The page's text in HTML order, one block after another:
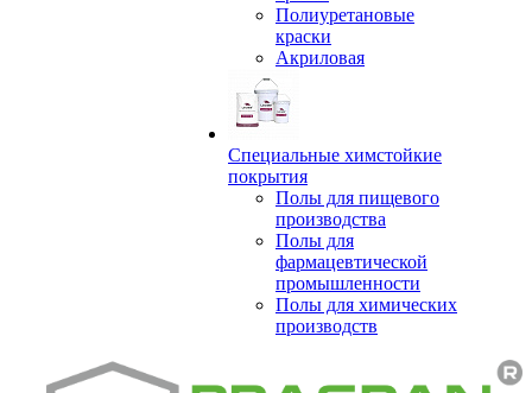
Полиуретановые
краски
Акриловая
Специальные химстойкие
покрытия
Полы для пищевого
производства
Полы для
фармацевтической
промышленности
Полы для химических
производств